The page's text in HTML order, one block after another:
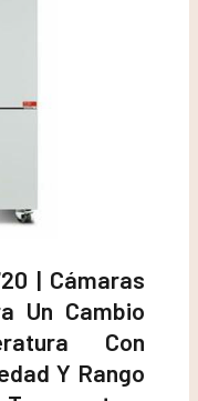
| Cámaras
Un Cambio
Con
Y Rango